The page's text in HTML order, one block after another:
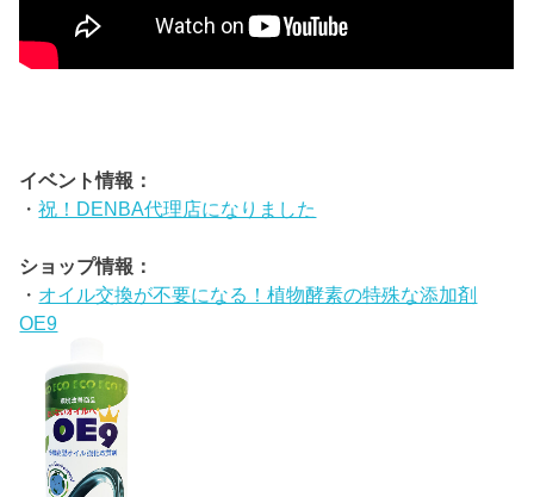
イベント情報：
・祝！DENBA代理店になりました
ショップ情報：
・ オイル交換が不要になる！植物酵素の特殊な添加剤
OE9